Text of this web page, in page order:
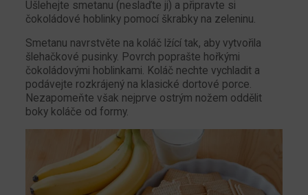
Ušlehejte smetanu (neslaďte ji) a připravte si
čokoládové hoblinky pomocí škrabky na zeleninu.
Smetanu navrstvěte na koláč lžící tak, aby vytvořila
šlehačkové pusinky. Povrch poprašte hořkými
čokoládovými hoblinkami. Koláč nechte vychladit a
podávejte rozkrájený na klasické dortové porce.
Nezapomeňte však nejprve ostrým nožem oddělit
boky koláče od formy.